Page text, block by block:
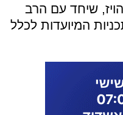
שיחד עם הרב
המיועדות לכלל